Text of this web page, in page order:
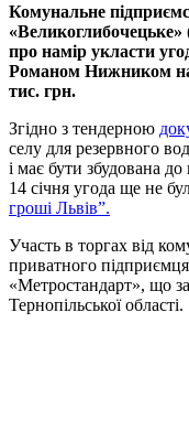
Комунальне
«Великоглибочецьке»
про намір укласти
Романом Нижником на
тис. грн.
Згідно з тендерною
селу для резервного
і має бути збудована
14 січня угода ще не
гроші Львів”.
Участь в торгах від
приватного
«Метростандарт», що
Тернопільської області.